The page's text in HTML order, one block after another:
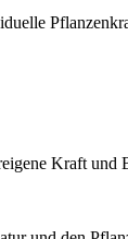
Kraft und